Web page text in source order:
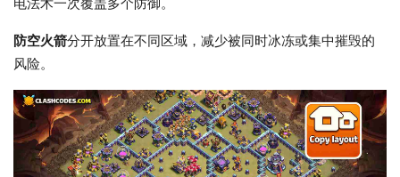
电法术一次覆盖多个防御。
防空火箭分开放置在不同区域，减少被同时冰冻或集中摧毁的
风险。